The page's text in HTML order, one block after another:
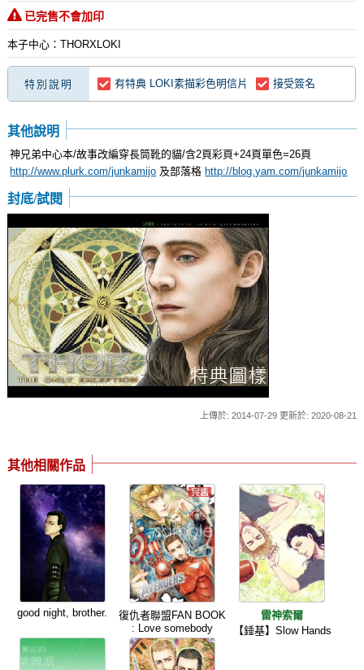
已完售不會加印
本子中心：THORXLOKI
特別說明 有特典 LOKI素描彩色明信片 接受簽名
其他說明
神兄弟中心本/故事改編穿長筒靴的貓/含2頁彩頁+24頁單色=26頁
http://www.plurk.com/junkamijo 及部落格 http://blog.yam.com/junkamijo
封底/試閱
上傳於: 2014-07-29 更新於: 2020-08-21
其他相關作品
good night, brother.
復仇者聯盟FAN BOOK
: Love somebody
雷神索爾
【錘基】Slow Hands